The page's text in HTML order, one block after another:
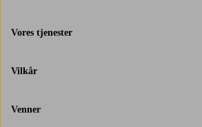
Vores tjenester
Vilkår
Venner